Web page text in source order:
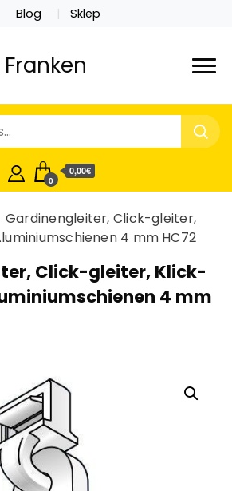
Blog Sklep
0
0,00€
Gardinengleiter, Click-gleiter,
4 mm HC72
Click-gleiter, Klick-
4 mm